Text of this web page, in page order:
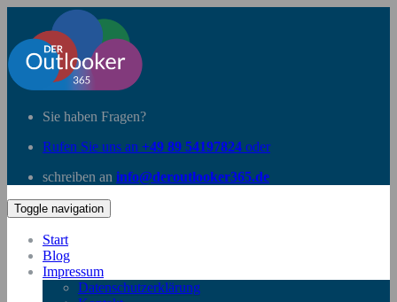
Sie haben Fragen?
Rufen Sie uns an +49 89 54197824 oder
schreiben an info@deroutlooker365.de
Toggle navigation
Start
Blog
Impressum
Datenschutzerklärung